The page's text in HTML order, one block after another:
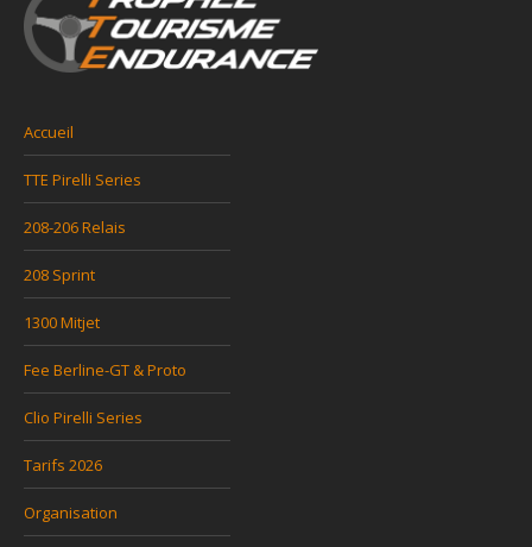
Accueil
TTE Pirelli Series
208-206 Relais
208 Sprint
1300 Mitjet
Fee Berline-GT & Proto
Clio Pirelli Series
Tarifs 2026
Organisation